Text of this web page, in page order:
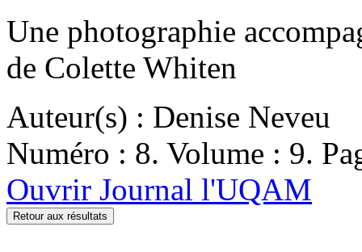
Une photographie
de Colette Whiten
Auteur(s) : Denise Neveu
Numéro : 8. Volume : 9.
Ouvrir Journal l'UQAM
Retour aux résultats